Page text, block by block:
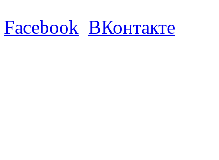
Facebook ВКонтакте